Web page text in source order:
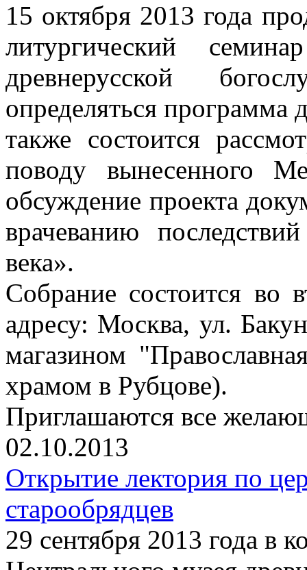
15 октября 2013 года
литургический
древнерусской
определяться
также состоится
поводу вынесенного
обсуждение проекта
врачеванию
века».
Собрание состоится во
адресу: Москва, ул.
магазином
храмом в Рубцове).
Приглашаются все
02.10.2013
Открытие лектория по
старообрядцев
29 сентября 2013 года в